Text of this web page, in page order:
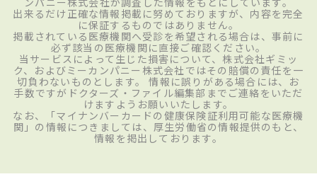
出来るだけ正確な情報掲載に努めておりますが、内容を完全
に保証するものではありません。
掲載されている医療機関へ受診を希望される場合は、事前に
必ず該当の医療機関に直接ご確認ください。
当サービスによって生じた損害について、株式会社ギミッ
ク、およびミーカンパニー株式会社ではその賠償の責任を一
切負わないものとします。 情報に誤りがある場合には、お
手数ですがドクターズ・ファイル編集部までご連絡をいただ
けますようお願いいたします。
なお、「マイナンバーカードの健康保険証利用可能な医療機
関」の情報につきましては、厚生労働省の情報提供のもと、
情報を掲出しております。